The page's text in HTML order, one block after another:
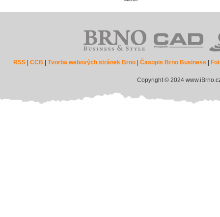
RSS |CCB |Tvorba webových stránek Brno |Časopis Brno Business
Copyright © 2024